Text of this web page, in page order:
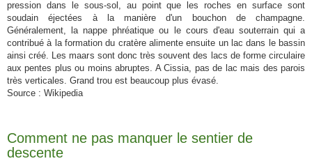
pression dans le sous-sol, au point que les roches en surface sont
soudain éjectées à la manière d'un bouchon de champagne.
Généralement, la nappe phréatique ou le cours d'eau souterrain qui a
contribué à la formation du cratère alimente ensuite un lac dans le bassin
ainsi créé. Les maars sont donc très souvent des lacs de forme circulaire
aux pentes plus ou moins abruptes. A Cissia, pas de lac mais des parois
très verticales. Grand trou est beaucoup plus évasé.
Source : Wikipedia
Comment ne pas manquer le sentier de
descente